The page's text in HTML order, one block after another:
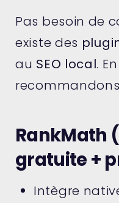
Pas besoin de
existe des
au SEO local.
RankMath
gratuite +
Intègre